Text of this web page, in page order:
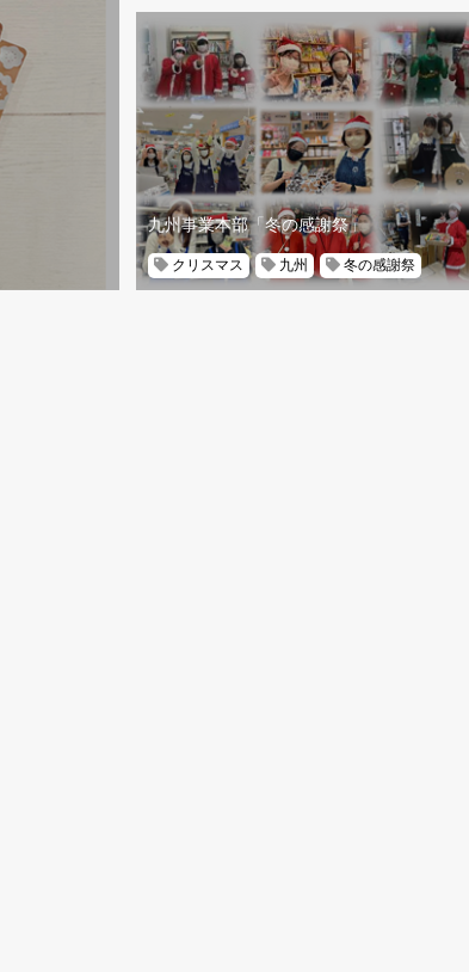
九州事業本部「冬の感謝祭」
クリスマス 九州 冬の感謝祭